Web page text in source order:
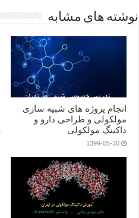
نوشته های مشابه
انجام پروژه های شبیه سازی
مولکولی و طراحی دارو و
داکینگ مولکولی
1399-05-30